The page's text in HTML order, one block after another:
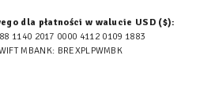
dla płatności w walucie USD ($):
1140 2017 0000 4112 0109 1883
MBANK: BREXPLPWMBK